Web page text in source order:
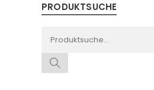
PRODUKTSUCHE